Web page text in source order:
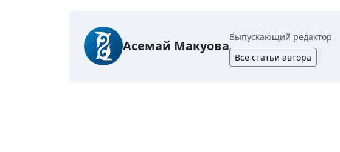
Асемай Макуова
Выпускающий редактор
Все статьи автора